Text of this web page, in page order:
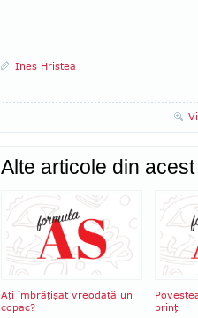
Ines Hristea
Alte articole din
Aţi îmbrăţişat vreodată un
copac?
prinţ